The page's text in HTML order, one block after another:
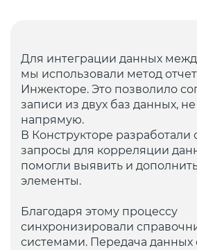
Для интеграции данных
мы использовали метод
Инжекторе. Это позволило
записи из двух баз данных,
напрямую.
В Конструкторе
запросы для корреляции
помогли выявить и
элементы.
Благодаря этому процессу
синхронизировали
системами. Передача данных